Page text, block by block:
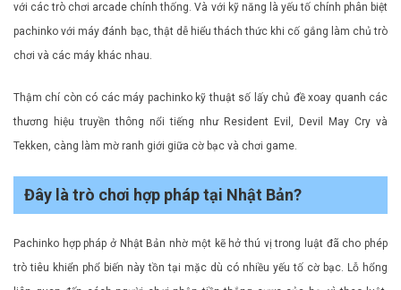
với các trò chơi arcade chính thống. Và với kỹ năng là yếu tố chính phân biệt
pachinko với máy đánh bạc, thật dễ hiểu thách thức khi cố gắng làm chủ trò
chơi và các máy khác nhau.
Thậm chí còn có các máy pachinko kỹ thuật số lấy chủ đề xoay quanh các
thương hiệu truyền thông nổi tiếng như Resident Evil, Devil May Cry và
Tekken, càng làm mờ ranh giới giữa cờ bạc và chơi game.
Đây là trò chơi hợp pháp tại Nhật Bản?
Pachinko hợp pháp ở Nhật Bản nhờ một kẽ hở thú vị trong luật đã cho phép
trò tiêu khiển phổ biến này tồn tại mặc dù có nhiều yếu tố cờ bạc. Lỗ hổng